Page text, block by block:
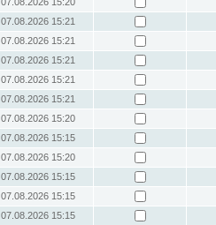
07.08.2026 15:21
07.08.2026 15:21
07.08.2026 15:21
07.08.2026 15:21
07.08.2026 15:21
07.08.2026 15:20
07.08.2026 15:15
07.08.2026 15:20
07.08.2026 15:15
07.08.2026 15:15
07.08.2026 15:15